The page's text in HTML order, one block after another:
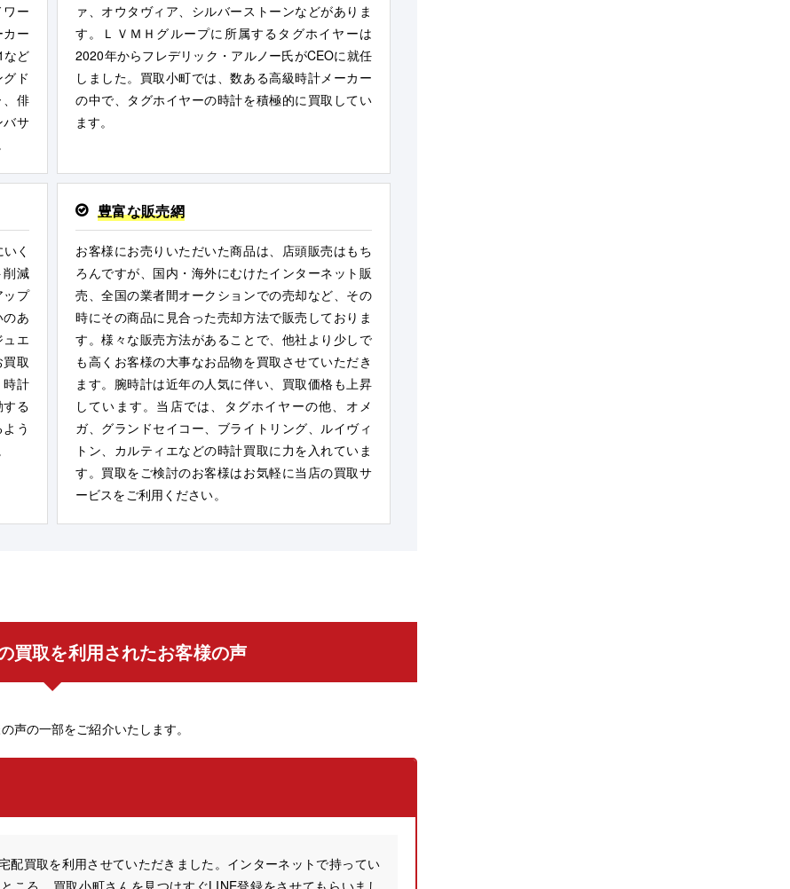
ー
ー
など
ド
俳
バサ
ァ、オウタヴィア、シルバーストーンなどがありま
す。ＬＶＭＨグループに所属するタグホイヤーは
2020年からフレデリック・アルノー氏がCEOに就任
しました。買取小町では、数ある高級時計メーカー
の中で、タグホイヤーの時計を積極的に買取してい
ます。
く
削減
ップ
あ
エ
取
時計
る
う
豊富な販売網
お客様にお売りいただいた商品は、店頭販売はもち
ろんですが、国内・海外にむけたインターネット販
売、全国の業者間オークションでの売却など、その
時にその商品に見合った売却方法で販売しておりま
す。様々な販売方法があることで、他社より少しで
も高くお客様の大事なお品物を買取させていただき
ます。腕時計は近年の人気に伴い、買取価格も上昇
しています。当店では、タグホイヤーの他、オメ
ガ、グランドセイコー、ブライトリング、ルイヴィ
トン、カルティエなどの時計買取に力を入れていま
す。買取をご検討のお客様はお気軽に当店の買取サ
ービスをご利用ください。
買取を利用されたお客様の声
声の一部をご紹介いたします。
配買取を利用させていただきました。インターネットで持ってい